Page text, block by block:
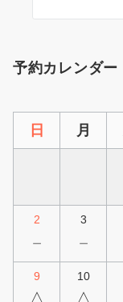
予約カレンダー
日
月
2
－
3
－
9 10